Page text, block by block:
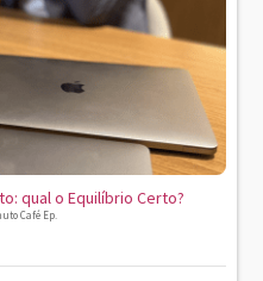
qual o Equilíbrio Certo?
Café Ep.